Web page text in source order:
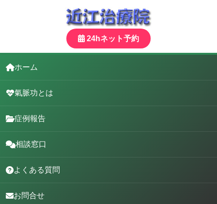
24hネット予約
ホーム
氣脈功とは
症例報告
相談窓口
よくある質問
お問合せ